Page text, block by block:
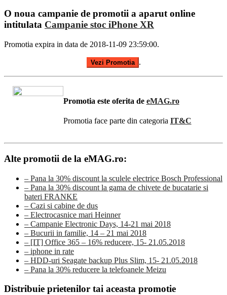
O noua campanie de promotii a aparut online
intitulata Campanie stoc iPhone XR
Promotia expira in data de 2018-11-09 23:59:00.
Vezi Promotia .
Promotia este oferita de eMAG.ro
Promotia face parte din categoria IT&C
Alte promotii de la eMAG.ro:
– Pana la 30% discount la sculele electrice Bosch Professional
– Pana la 30% discount la gama de chivete de bucatarie si
bateri FRANKE
– Cazi si cabine de dus
– Electrocasnice mari Heinner
– Campanie Electronic Days, 14-21 mai 2018
– Bucurii in familie, 14 – 21 mai 2018
– [IT] Office 365 – 16% reducere, 15- 21.05.2018
– iphone in rate
– HDD-uri Seagate backup Plus Slim, 15- 21.05.2018
– Pana la 30% reducere la telefoanele Meizu
Distribuie prietenilor tai aceasta promotie